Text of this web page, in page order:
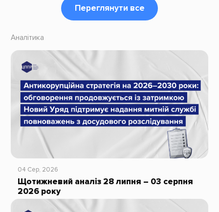
Переглянути все
Аналітика
04 Сер, 2026
Щотижневий аналіз 28 липня – 03 серпня
2026 року